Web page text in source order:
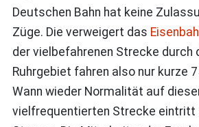
Deutschen Bahn hat keine
Züge. Die verweigert das
der vielbefahrenen Strecke durch
Ruhrgebiet fahren also nur kurze
Wann wieder Normalität auf
vielfrequentierten Strecke eintritt